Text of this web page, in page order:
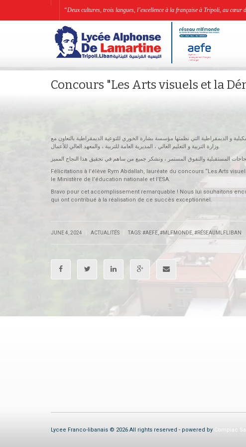
“Deux cultures, trois langues, l’excellence à la française à Tripoli, au cœur
Concours "Les Arts visuels et la
و الديمقراطية التي نظمتها مؤسسة بشارة الخوري للتوعية الديمقراطية بالتعاون مع
وزارة التربية و التعليم العالي ، المديرية العامة للتربية ، والمعهد العالي للأعمال.
Félicitations à l’élève Rym Abdallah, lauréate du concours “Les Arts
le Ministère de l’éducation nationale et l’ESA.
Bravo pour cet accomplissement remarquable ! Nous lui souhaitons
qui ont contribué à la réalisation de ce succès exceptionnel.
JUNE 4, 2024 ACTUALITÉS TAGS:#AEFE #MLFMONDE #RÉSEAUMLFLIBAN
Lycee Franco-libanais © 2026 All rights reserved - powered by Compiac